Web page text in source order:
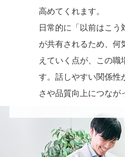
高めてくれます。
日常的に「以前はこう
が共有されるため、何
えていく点が、この職
す。話しやすい関係性
さや品質向上につなが